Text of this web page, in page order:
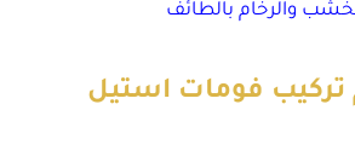
والرخام بالطائف
فومات استيل